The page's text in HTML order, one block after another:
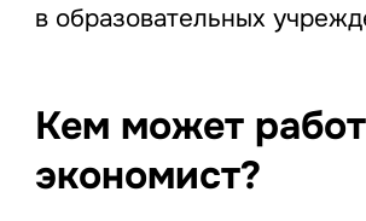
в образовательных
Кем может
экономист?